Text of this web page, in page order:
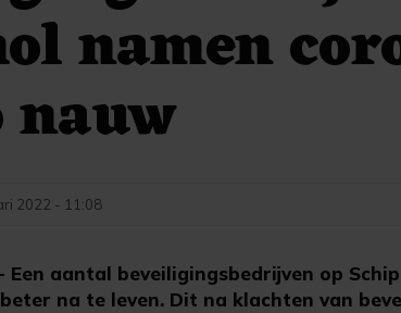
namen
- Een aantal beveiligingsbedrijven op
na te leven. Dit na klachten van
2022 - 11:08